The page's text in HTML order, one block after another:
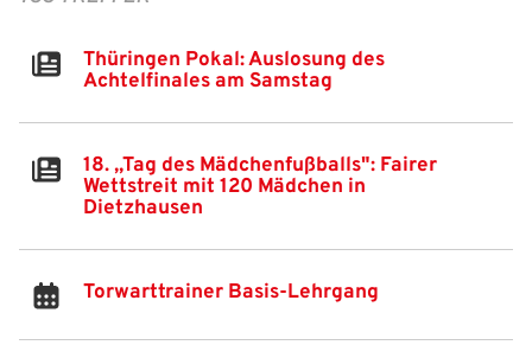
Thüringen Pokal: Auslosung des
Achtelfinales am Samstag
18. „Tag des Mädchenfußballs": Fairer
Wettstreit mit 120 Mädchen in
Dietzhausen
Torwarttrainer Basis-Lehrgang
Futsal
#siekickt
Länderspiele